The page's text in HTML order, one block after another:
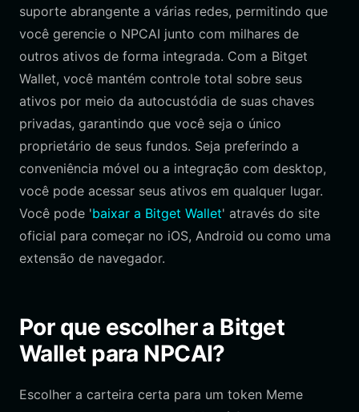
suporte abrangente a várias redes, permitindo que
você gerencie o NPCAI junto com milhares de
outros ativos de forma integrada. Com a Bitget
Wallet, você mantém controle total sobre seus
ativos por meio da autocustódia de suas chaves
privadas, garantindo que você seja o único
proprietário de seus fundos. Seja preferindo a
conveniência móvel ou a integração com desktop,
você pode acessar seus ativos em qualquer lugar.
Você pode 'baixar a Bitget Wallet' através do site
oficial para começar no iOS, Android ou como uma
extensão de navegador.
Por que escolher a Bitget
Wallet para NPCAI?
Escolher a carteira certa para um token Meme